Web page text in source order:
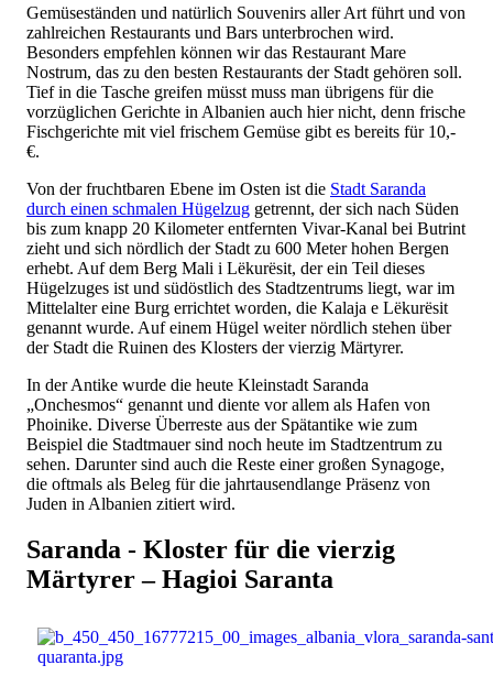
Gemüseständen und natürlich Souvenirs aller Art führt und von
zahlreichen Restaurants und Bars unterbrochen wird.
Besonders empfehlen können wir das Restaurant Mare
Nostrum, das zu den besten Restaurants der Stadt gehören soll.
Tief in die Tasche greifen müsst muss man übrigens für die
vorzüglichen Gerichte in Albanien auch hier nicht, denn frische
Fischgerichte mit viel frischem Gemüse gibt es bereits für 10,-
€.
Von der fruchtbaren Ebene im Osten ist die Stadt Saranda
durch einen schmalen Hügelzug getrennt, der sich nach Süden
bis zum knapp 20 Kilometer entfernten Vivar-Kanal bei Butrint
zieht und sich nördlich der Stadt zu 600 Meter hohen Bergen
erhebt. Auf dem Berg Mali i Lëkurësit, der ein Teil dieses
Hügelzuges ist und südöstlich des Stadtzentrums liegt, war im
Mittelalter eine Burg errichtet worden, die Kalaja e Lëkurësit
genannt wurde. Auf einem Hügel weiter nördlich stehen über
der Stadt die Ruinen des Klosters der vierzig Märtyrer.
In der Antike wurde die heute Kleinstadt Saranda
„Onchesmos“ genannt und diente vor allem als Hafen von
Phoinike. Diverse Überreste aus der Spätantike wie zum
Beispiel die Stadtmauer sind noch heute im Stadtzentrum zu
sehen. Darunter sind auch die Reste einer großen Synagoge,
die oftmals als Beleg für die jahrtausendlange Präsenz von
Juden in Albanien zitiert wird.
Saranda - Kloster für die vierzig
Märtyrer – Hagioi Saranta